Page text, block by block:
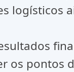
logísticos
os pontos